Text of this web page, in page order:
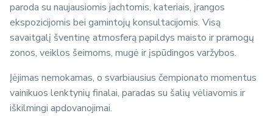
paroda su naujausiomis jachtomis, kateriais, įrangos
ekspozicijomis bei gamintojų konsultacijomis. Visą
savaitgalį šventinę atmosferą papildys maisto ir pramogų
zonos, veiklos šeimoms, mugė ir įspūdingos varžybos.
Įėjimas nemokamas, o svarbiausius čempionato momentus
vainikuos lenktynių finalai, paradas su šalių vėliavomis ir
iškilmingi apdovanojimai.